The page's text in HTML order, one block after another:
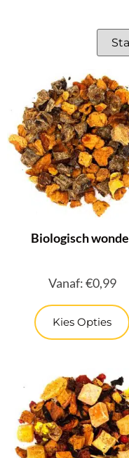
Biologisch
Vanaf:€0,99
Kies Opties